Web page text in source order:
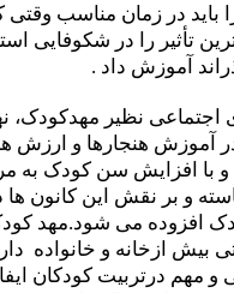
باید در زمان مناسب وقتی
تأثیر را در شکوفایی
آموزش داد .
نظیر مهدکودک،
آموزش هنجارها و ارزش
و با افزایش سن کودک به
و بر نقش این کانون ها
افزوده می شود.مهد
بیش ازخانه و خانواده
مهم درتربیت کودکان ایفا